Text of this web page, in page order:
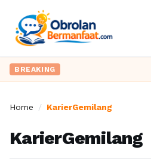
BREAKING
Home / KarierGemilang
KarierGemilang